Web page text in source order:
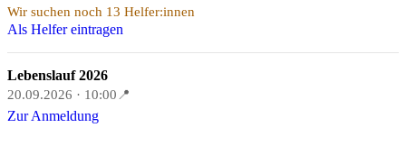
Wir suchen noch 13 Helfer:innen
Als Helfer eintragen
Lebenslauf 2026
20.09.2026 · 10:00 📍
Zur Anmeldung